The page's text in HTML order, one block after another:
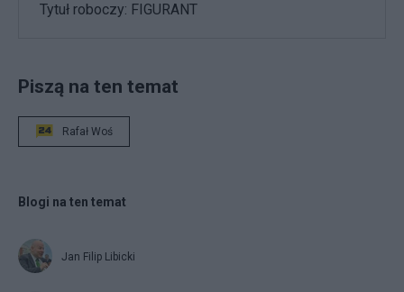
Tytuł roboczy: FIGURANT
Piszą na ten temat
Rafał Woś
Blogi na ten temat
Jan Filip Libicki